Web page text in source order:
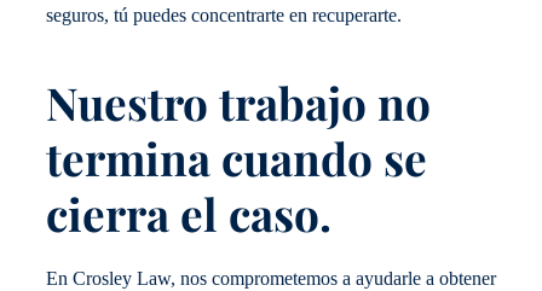
seguros, tú puedes concentrarte en recuperarte.
Nuestro trabajo no
termina cuando se
cierra el caso.
En Crosley Law, nos comprometemos a ayudarle a obtener